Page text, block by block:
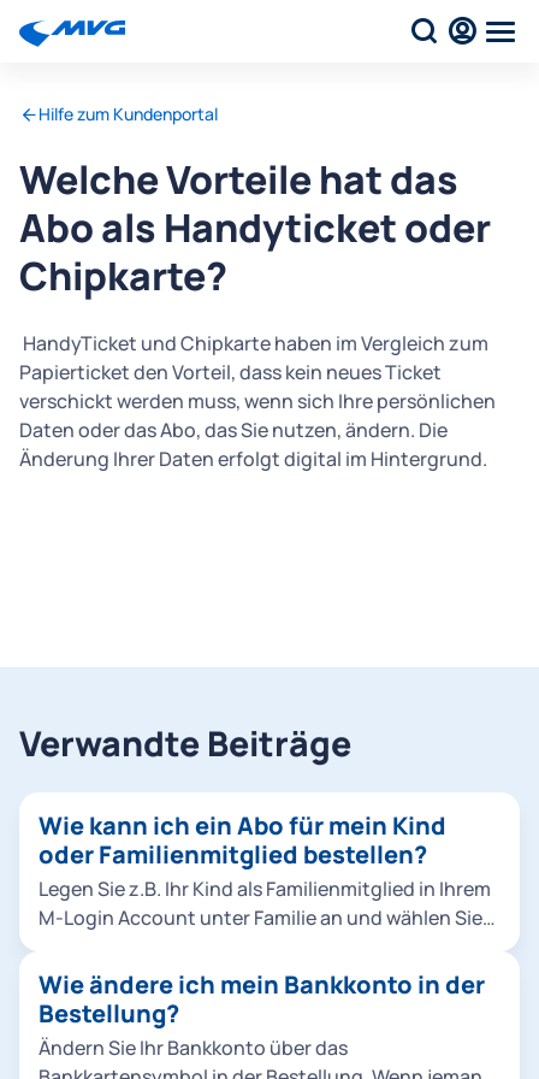
Hilfe zum Kundenportal
Welche Vorteile hat das
Abo als Handyticket oder
Chipkarte?
HandyTicket und Chipkarte haben im Vergleich zum
Papierticket den Vorteil, dass kein neues Ticket
verschickt werden muss, wenn sich Ihre persönlichen
Daten oder das Abo, das Sie nutzen, ändern. Die
Änderung Ihrer Daten erfolgt digital im Hintergrund.
Verwandte Beiträge
Wie kann ich ein Abo für mein Kind
oder Familienmitglied bestellen?
Legen Sie z.B. Ihr Kind als Familienmitglied in Ihrem
M-Login Account unter Familie an und wählen Sie
entweder in der Bestellung unter Abo-
Nutzer*innen auf Familienmitglied hinzufügen
oder fügen Sie Ihr Familienmitglied direkt im M-
Login hinzu. Hinweise: Sie können Abos für
Wie ändere ich mein Bankkonto in der
Bestellung?
Ändern Sie Ihr Bankkonto über das